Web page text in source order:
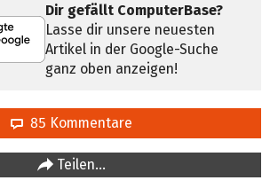
Dir gefällt ComputerBase?
Lasse dir unsere neuesten
Artikel in der Google-Suche
ganz oben anzeigen!
85 Kommentare
Teilen…